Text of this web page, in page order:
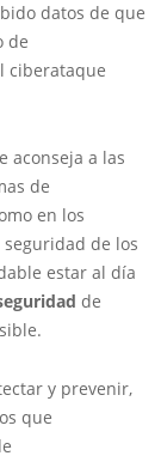
datos de que
de
ciberataque
aconseja a las
de
en los
de los
estar al día
de
y prevenir,
que